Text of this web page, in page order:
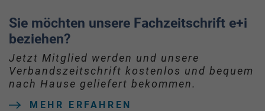
Sie möchten unsere Fachzeitschrift e+i
beziehen?
Jetzt Mitglied werden und unsere
Verbandszeitschrift kostenlos und bequem
nach Hause geliefert bekommen.
MEHR ERFAHREN